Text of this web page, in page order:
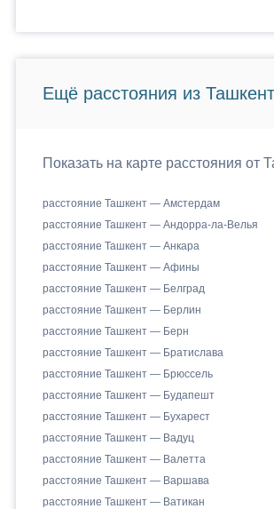
Ещё расстояния из
Показать на карте расстояния
расстояние Ташкент — Амстердам
расстояние Ташкент — Андорра-ла-Велья
расстояние Ташкент — Анкара
расстояние Ташкент — Афины
расстояние Ташкент — Белград
расстояние Ташкент — Берлин
расстояние Ташкент — Берн
расстояние Ташкент — Братислава
расстояние Ташкент — Брюссель
расстояние Ташкент — Будапешт
расстояние Ташкент — Бухарест
расстояние Ташкент — Вадуц
расстояние Ташкент — Валетта
расстояние Ташкент — Варшава
расстояние Ташкент — Ватикан